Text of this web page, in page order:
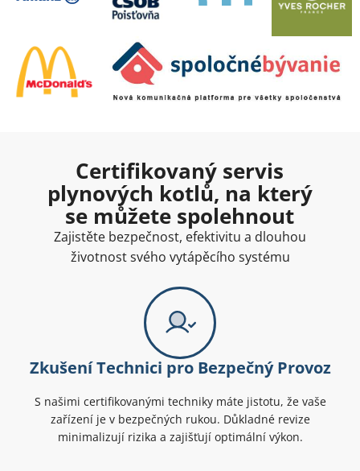
Certifikovaný servis
plynových kotlů, na který
se můžete spolehnout
Zajistěte bezpečnost, efektivitu a dlouhou
životnost svého vytápěcího systému
Zkušení Technici pro Bezpečný Provoz
S našimi certifikovanými techniky máte jistotu, že vaše
zařízení je v bezpečných rukou. Důkladné revize
minimalizují rizika a zajišťují optimální výkon.